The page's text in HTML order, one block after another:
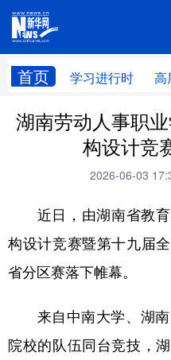
首页 学习进行时 高
学习进行时 高层
财经
科技 科创
文化 书画
法律 中央文件
食品 人居
湖南劳动人事职
构设计竞
2026-06-03
近日，由湖南省教育
构设计竞赛暨第十九届
省分区赛落下帷幕。
来自中南大学、湖南
院校的队伍同台竞技，